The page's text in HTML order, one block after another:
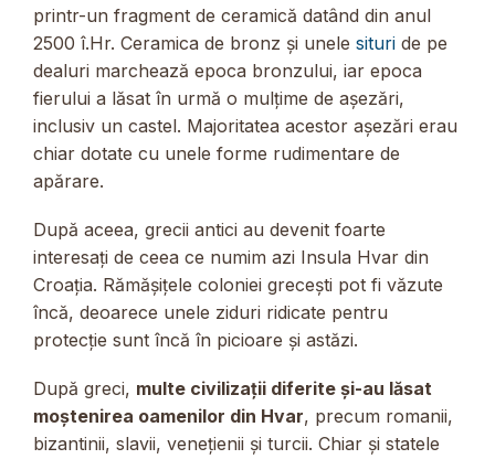
printr-un fragment de ceramică datând din anul
2500 î.Hr. Ceramica de bronz și unele situri de pe
dealuri marchează epoca bronzului, iar epoca
fierului a lăsat în urmă o mulțime de așezări,
inclusiv un castel. Majoritatea acestor așezări erau
chiar dotate cu unele forme rudimentare de
apărare.
După aceea, grecii antici au devenit foarte
interesați de ceea ce numim azi Insula Hvar din
Croația. Rămășițele coloniei grecești pot fi văzute
încă, deoarece unele ziduri ridicate pentru
protecție sunt încă în picioare și astăzi.
După greci, multe civilizații diferite și-au lăsat
moștenirea oamenilor din Hvar, precum romanii,
bizantinii, slavii, venețienii și turcii. Chiar și statele